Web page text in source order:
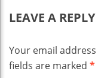
LEAVE A REPLY
Your email
fields are marked *